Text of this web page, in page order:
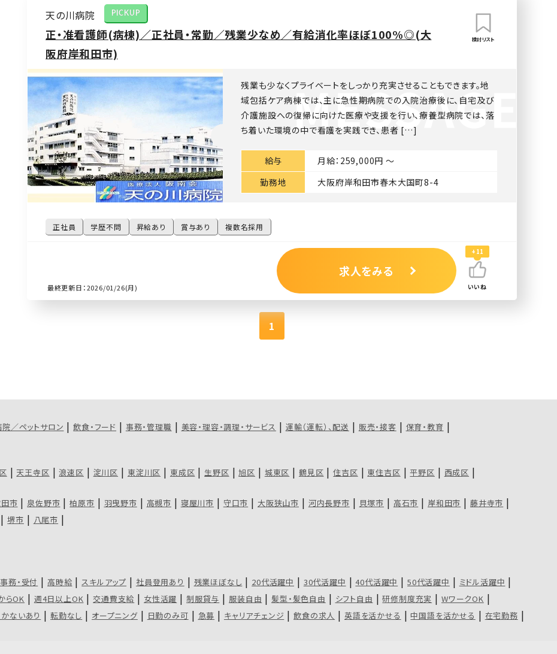
天の川病院 PICKUP
正・准看護師(病棟)／正社員・常勤／残業少なめ／有給消化率ほぼ100%◎(大
阪府岸和田市)
検討リスト
正社員 学歴不問 昇給あり 賞与あり 複数名採用
残業も少なくプライベートをしっかり充実させることもできます。地
域包括ケア病棟では、主に急性期病院での入院治療後に、自宅及び
介護施設への復帰に向けた医療や支援を行い、療養型病院では、落
ち着いた環境の中で看護を実践でき、患者 […]
給与
月給：259,000円 〜
勤務地
大阪府岸和田市春木大国町8-4
最終更新日：2026/01/26(月)
求人をみる
+11
いいね
1
／ペットサロン 飲食・フード 事務・管理職 美容・理容・調理・サービス 運輸（運転）、配送 販売・接客
保育・教育
天王寺区 浪速区 淀川区 東淀川区 東成区 生野区 旭区 城東区 鶴見区 住吉区 東住吉区 平野区
西成区
市 泉佐野市 柏原市 羽曳野市 高槻市 寝屋川市 守口市 大阪狭山市 河内長野市 貝塚市 高石市 岸和田市
藤井寺市
堺市
八尾市
務・受付 高時給 スキルアップ 社員登用あり 残業ほぼなし 20代活躍中 30代活躍中 40代活躍中 50代活躍中
ミドル活躍中
らOK 週4日以上OK 交通費支給 女性活躍 制服貸与 服装自由 髪型・髪色自由 シフト自由 研修制度充実
WワークOK
かないあり 転勤なし オープニング 日勤のみ可 急募 キャリアチェンジ 飲食の求人 英語を活かせる 中国語を活かせる 在宅勤務